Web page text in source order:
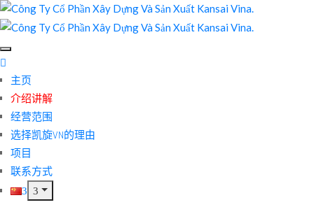
主页
介绍讲解
经营范围
选择凯旋VN的理由
项目
联系方式